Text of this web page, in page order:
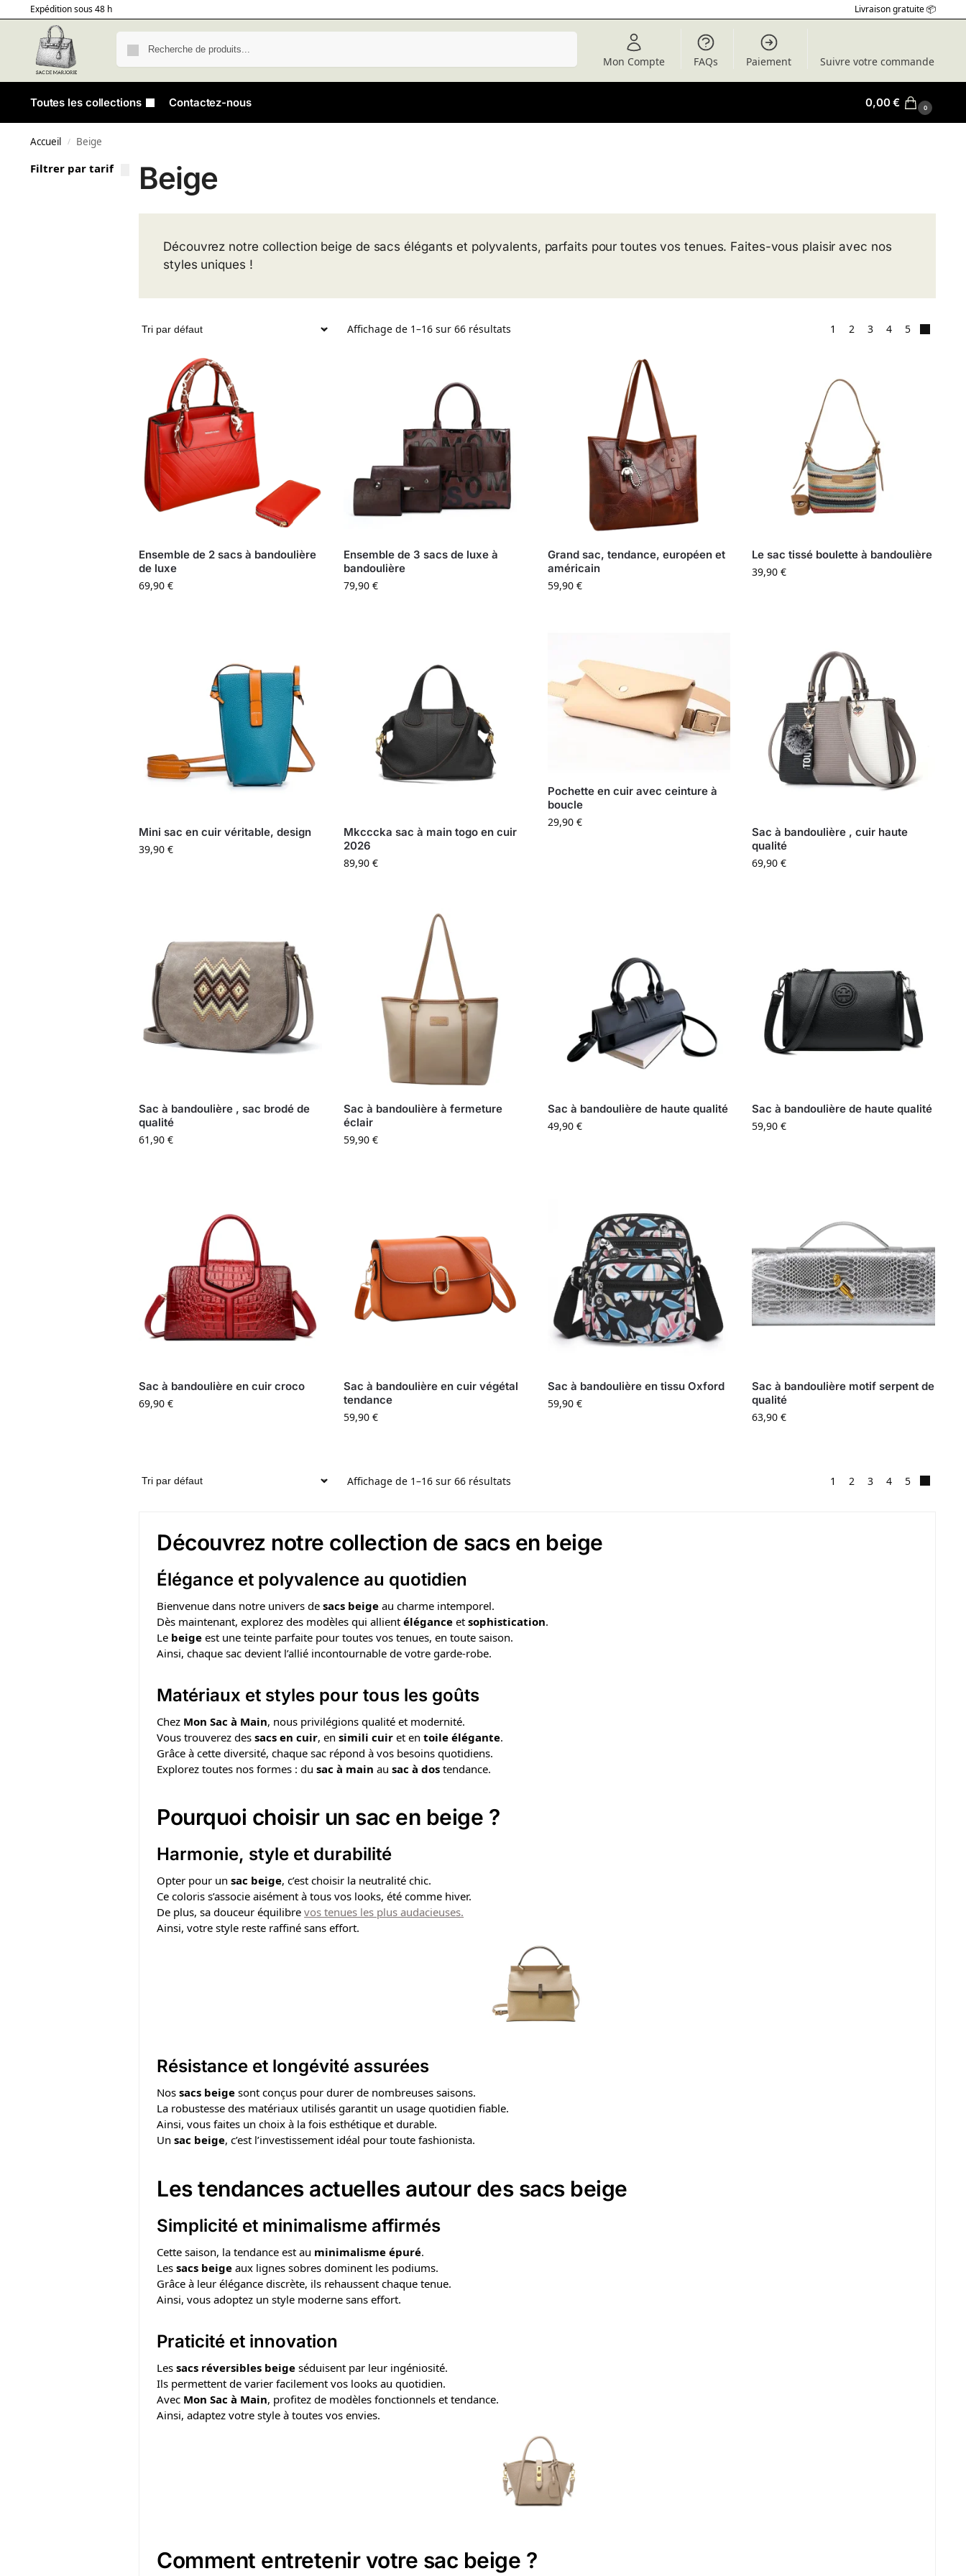
Expédition sous 48 h Livraison gratuite 📦
Mon Compte FAQs Paiement Suivre votre commande
Toutes les collections Contactez-nous 0,00€ 0
Accueil / Beige
Beige
Découvrez notre collection beige de sacs élégants et polyvalents, parfaits pour toutes vos tenues. Faites-vous plaisir avec nos
styles uniques !
Affichage de 1–16 sur 66 résultats 1 2 3 4 5
Ensemble de 2 sacs à bandoulière
de luxe
69,90€
Ensemble de 3 sacs de luxe à
bandoulière
79,90 €
Grand sac, tendance, européen et
américain
59,90 €
Le sac tissé boulette à bandoulière
39,90€
Mini sac en cuir véritable, design
39,90€
Mkcccka sac à main togo en cuir
2026
89,90 €
Pochette en cuir avec ceinture à
boucle
29,90 €
Sac à bandoulière , cuir haute
qualité
69,90€
Sac à bandoulière , sac brodé de
qualité
61,90€
Sac à bandoulière à fermeture
éclair
59,90 €
Sac à bandoulière de haute qualité
49,90 €
Sac à bandoulière de haute qualité
59,90€
Sac à bandoulière en cuir croco
69,90€
Sac à bandoulière en cuir végétal
tendance
59,90 €
Sac à bandoulière en tissu Oxford
59,90 €
Sac à bandoulière motif serpent de
qualité
63,90€
Affichage de 1–16 sur 66 résultats 1 2 3 4 5
Découvrez notre collection de sacs en beige
Élégance et polyvalence au quotidien
Bienvenue dans notre univers desacs beige au charme intemporel.
Dès maintenant, explorez des modèles qui allientélégance etsophistication.
Le beige est une teinte parfaite pour toutes vos tenues, en toute saison.
Ainsi, chaque sac devient l’allié incontournable de votre garde-robe.
Matériaux et styles pour tous les goûts
Chez Mon Sac à Main, nous privilégions qualité et modernité.
Vous trouverez dessacs en cuir, ensimili cuir et entoile élégante.
Grâce à cette diversité, chaque sac répond à vos besoins quotidiens.
Explorez toutes nos formes : dusac à main ausac à dos tendance.
Pourquoi choisir un sac en beige ?
Harmonie, style et durabilité
Opter pour unsac beige, c’est choisir la neutralité chic.
Ce coloris s’associe aisément à tous vos looks, été comme hiver.
De plus, sa douceur équilibrevos tenues les plus audacieuses.
Ainsi, votre style reste raffiné sans effort.
Résistance et longévité assurées
Nossacs beige sont conçus pour durer de nombreuses saisons.
La robustesse des matériaux utilisés garantit un usage quotidien fiable.
Ainsi, vous faites un choix à la fois esthétique et durable.
Unsac beige, c’est l’investissement idéal pour toute fashionista.
Les tendances actuelles autour des sacs beige
Simplicité et minimalisme affirmés
Cette saison, la tendance est au minimalisme épuré.
Lessacs beige aux lignes sobres dominent les podiums.
Grâce à leur élégance discrète, ils rehaussent chaque tenue.
Ainsi, vous adoptez un style moderne sans effort.
Praticité et innovation
Lessacs réversibles beige séduisent par leur ingéniosité.
Ils permettent de varier facilement vos looks au quotidien.
Avec Mon Sac à Main, profitez de modèles fonctionnels et tendance.
Ainsi, adaptez votre style à toutes vos envies.
Comment entretenir votre sac beige ?
Filtrer par tarif